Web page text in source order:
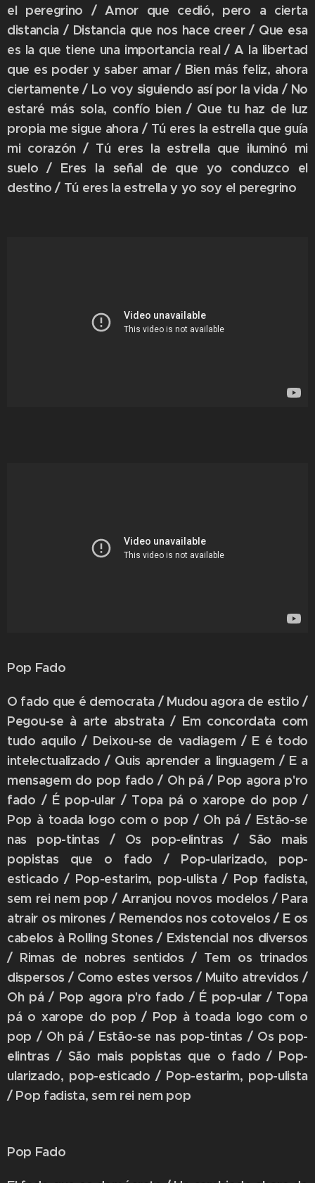
el peregrino / Amor que cedió, pero a cierta
distancia / Distancia que nos hace creer / Que esa
es la que tiene una importancia real / A la libertad
que es poder y saber amar / Bien más feliz, ahora
ciertamente / Lo voy siguiendo así por la vida / No
estaré más sola, confío bien / Que tu haz de luz
propia me sigue ahora / Tú eres la estrella que guía
mi corazón / Tú eres la estrella que iluminó mi
suelo / Eres la señal de que yo conduzco el
destino / Tú eres la estrella y yo soy el peregrino
Pop Fado
O fado que é democrata / Mudou agora de estilo /
Pegou-se à arte abstrata / Em concordata com
tudo aquilo / Deixou-se de vadiagem / E é todo
intelectualizado / Quis aprender a linguagem / E a
mensagem do pop fado / Oh pá / Pop agora p'ro
fado / É pop-ular / Topa pá o xarope do pop /
Pop à toada logo com o pop / Oh pá / Estão-se
nas pop-tintas / Os pop-elintras / São mais
popistas que o fado / Pop-ularizado, pop-
esticado / Pop-estarim, pop-ulista / Pop fadista,
sem rei nem pop / Arranjou novos modelos / Para
atrair os mirones / Remendos nos cotovelos / E os
cabelos à Rolling Stones / Existencial nos diversos
/ Rimas de nobres sentidos / Tem os trinados
dispersos / Como estes versos / Muito atrevidos /
Oh pá / Pop agora p'ro fado / É pop-ular / Topa
pá o xarope do pop / Pop à toada logo com o
pop / Oh pá / Estão-se nas pop-tintas / Os pop-
elintras / São mais popistas que o fado / Pop-
ularizado, pop-esticado / Pop-estarim, pop-ulista
/ Pop fadista, sem rei nem pop
Pop Fado